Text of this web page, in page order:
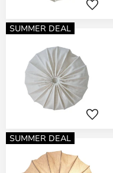
SUMMER DEAL
SUMMER DEAL